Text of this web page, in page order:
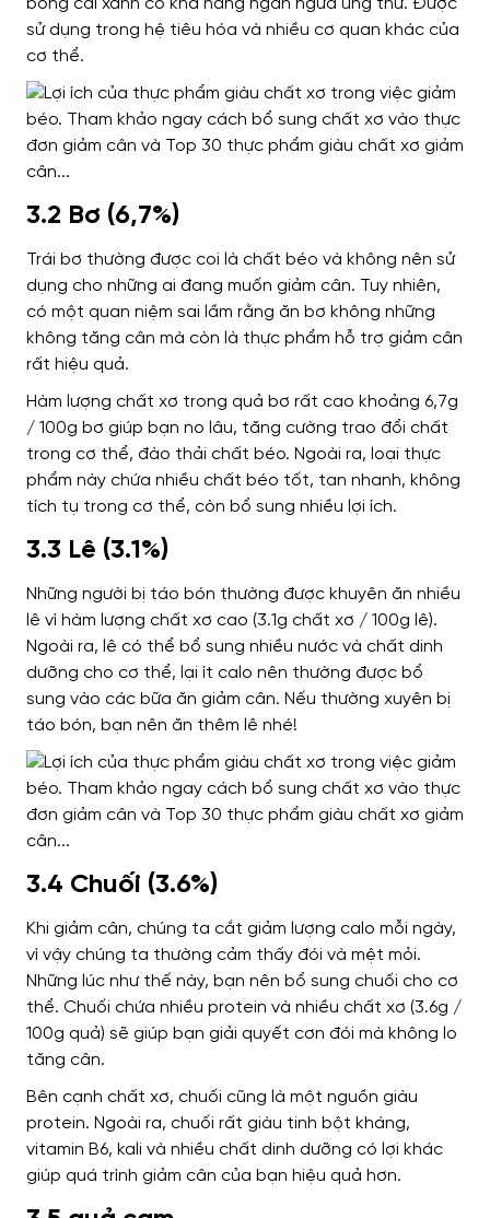
bông cải xanh có khả năng ngăn ngừa ung thư. Được
sử dụng trong hệ tiêu hóa và nhiều cơ quan khác của
cơ thể.
3.2 Bơ (6,7%)
Trái bơ thường được coi là chất béo và không nên sử
dụng cho những ai đang muốn giảm cân. Tuy nhiên,
có một quan niệm sai lầm rằng ăn bơ không những
không tăng cân mà còn là thực phẩm hỗ trợ giảm cân
rất hiệu quả.
Hàm lượng chất xơ trong quả bơ rất cao khoảng 6,7g
/ 100g bơ giúp bạn no lâu, tăng cường trao đổi chất
trong cơ thể, đào thải chất béo. Ngoài ra, loại thực
phẩm này chứa nhiều chất béo tốt, tan nhanh, không
tích tụ trong cơ thể, còn bổ sung nhiều lợi ích.
3.3 Lê (3.1%)
Những người bị táo bón thường được khuyên ăn nhiều
lê vì hàm lượng chất xơ cao (3.1g chất xơ / 100g lê).
Ngoài ra, lê có thể bổ sung nhiều nước và chất dinh
dưỡng cho cơ thể, lại ít calo nên thường được bổ
sung vào các bữa ăn giảm cân. Nếu thường xuyên bị
táo bón, bạn nên ăn thêm lê nhé!
3.4 Chuối (3.6%)
Khi giảm cân, chúng ta cắt giảm lượng calo mỗi ngày,
vì vậy chúng ta thường cảm thấy đói và mệt mỏi.
Những lúc như thế này, bạn nên bổ sung chuối cho cơ
thể. Chuối chứa nhiều protein và nhiều chất xơ (3.6g /
100g quả) sẽ giúp bạn giải quyết cơn đói mà không lo
tăng cân.
Bên cạnh chất xơ, chuối cũng là một nguồn giàu
protein. Ngoài ra, chuối rất giàu tinh bột kháng,
vitamin B6, kali và nhiều chất dinh dưỡng có lợi khác
giúp quá trình giảm cân của bạn hiệu quả hơn.